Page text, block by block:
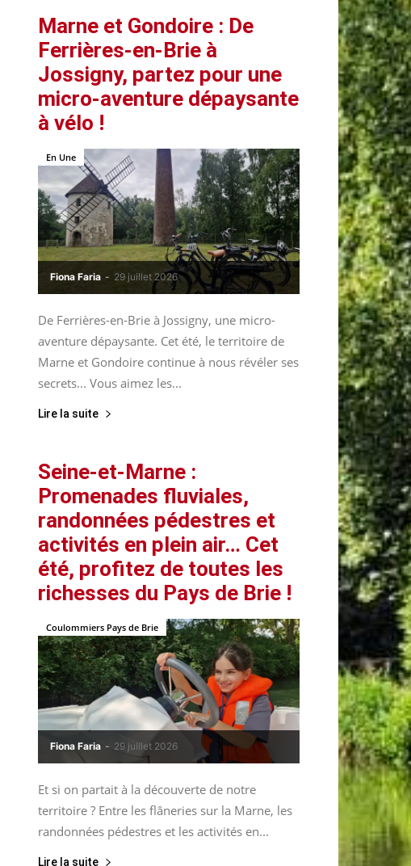
Marne et Gondoire : De
Ferrières-en-Brie à
Jossigny, partez pour une
micro-aventure dépaysante
à vélo !
Fiona Faria - 29 juillet 2026
En Une
De Ferrières-en-Brie à Jossigny, une micro-
aventure dépaysante. Cet été, le territoire de
Marne et Gondoire continue à nous révéler ses
secrets... Vous aimez les...
Lire la suite
Seine-et-Marne :
Promenades fluviales,
randonnées pédestres et
activités en plein air… Cet
été, profitez de toutes les
richesses du Pays de Brie !
Fiona Faria - 29 juillet 2026
Coulommiers Pays de Brie
Et si on partait à la découverte de notre
territoire ? Entre les flâneries sur la Marne, les
randonnées pédestres et les activités en...
Lire la suite